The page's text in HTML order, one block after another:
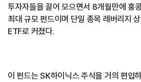
투자자들을 끌어 모으면서 8개월만에 홍
최대 규모 펀드이며 단일 종목 레버리지
ETF로 커졌다.
이 펀드는 SK하이닉스 주식을 거의 편입